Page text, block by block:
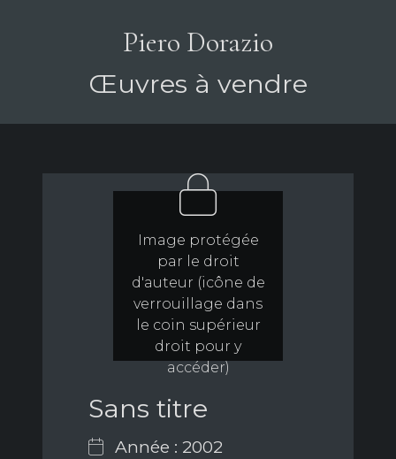
Piero Dorazio
Œuvres à vendre
Image protégée
par le droit
d'auteur (icône de
verrouillage dans
le coin supérieur
droit pour y
accéder)
Sans titre
Année : 2002